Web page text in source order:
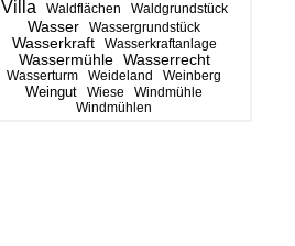
Villa Waldflächen Waldgrundstück
Wasser Wassergrundstück
Wasserkraft Wasserkraftanlage
Wassermühle Wasserrecht
Wasserturm Weideland Weinberg
Weingut Wiese
Windmühle
Windmühlen